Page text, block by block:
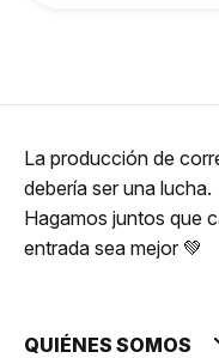
La producción de
debería ser una lucha.
Hagamos juntos que
entrada sea mejor 💚
QUIÉNES SOMOS